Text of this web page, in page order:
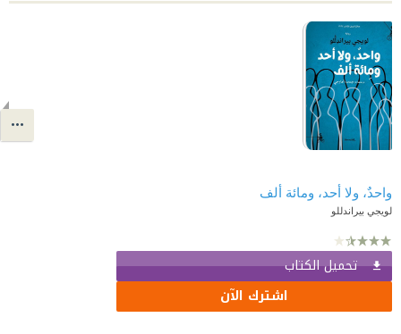
واحدٌ، ولا أحد، ومائة ألف
لويجي بيراندللو
تحميل الكتاب
اشترك الآن